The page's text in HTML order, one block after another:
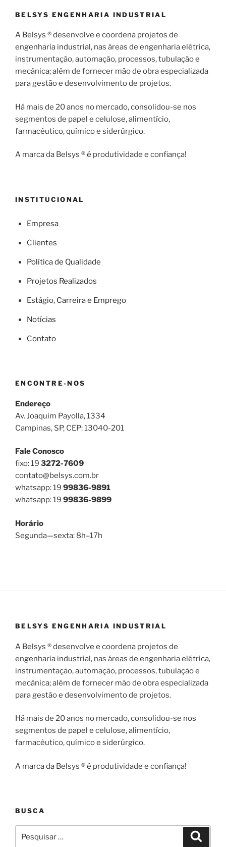
BELSYS ENGENHARIA INDUSTRIAL
A Belsys ® desenvolve e coordena projetos de
engenharia industrial, nas áreas de engenharia elétrica,
instrumentação, automação, processos, tubulação e
mecânica; além de fornecer mão de obra especializada
para gestão e desenvolvimento de projetos.
Há mais de 20 anos no mercado, consolidou-se nos
segmentos de papel e celulose, alimentício,
farmacêutico, químico e siderúrgico.
A marca da Belsys ® é produtividade e confiança!
INSTITUCIONAL
Empresa
Clientes
Política de Qualidade
Projetos Realizados
Estágio, Carreira e Emprego
Notícias
Contato
ENCONTRE-NOS
Endereço
Av. Joaquim Payolla, 1334
Campinas, SP, CEP: 13040-201
Fale Conosco
fixo: 19 3272-7609
contato@belsys.com.br
whatsapp: 19 99836-9891
whatsapp: 19 99836-9899
Horário
Segunda—sexta: 8h–17h
BELSYS ENGENHARIA INDUSTRIAL
A Belsys ® desenvolve e coordena projetos de
engenharia industrial, nas áreas de engenharia elétrica,
instrumentação, automação, processos, tubulação e
mecânica; além de fornecer mão de obra especializada
para gestão e desenvolvimento de projetos.
Há mais de 20 anos no mercado, consolidou-se nos
segmentos de papel e celulose, alimentício,
farmacêutico, químico e siderúrgico.
A marca da Belsys ® é produtividade e confiança!
BUSCA
por: